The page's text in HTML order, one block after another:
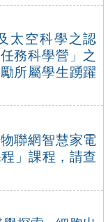
太空科學之認
務科學營」之
所屬學生踴躍
聯網智慧家電
」課程，請查